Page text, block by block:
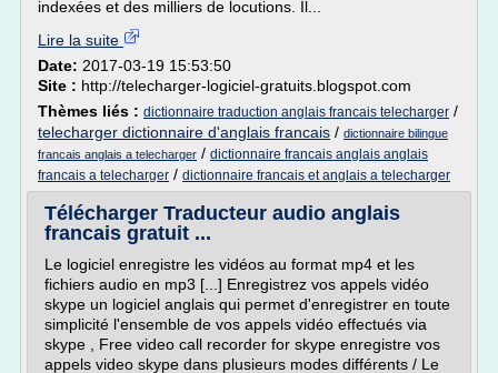
indexées et des milliers de locutions. Il...
Lire la suite
Date: 2017-03-19 15:53:50
Site : http://telecharger-logiciel-gratuits.blogspot.com
Thèmes liés : dictionnaire traduction anglais francais telecharger /
telecharger dictionnaire d'anglais francais / dictionnaire bilingue
francais anglais a telecharger / dictionnaire francais anglais anglais
francais a telecharger / dictionnaire francais et anglais a telecharger
Télécharger Traducteur audio anglais
francais gratuit ...
Le logiciel enregistre les vidéos au format mp4 et les
fichiers audio en mp3 [...] Enregistrez vos appels vidéo
skype un logiciel anglais qui permet d'enregistrer en toute
simplicité l'ensemble de vos appels vidéo effectués via
skype , Free video call recorder for skype enregistre vos
appels video skype dans plusieurs modes différents / Le